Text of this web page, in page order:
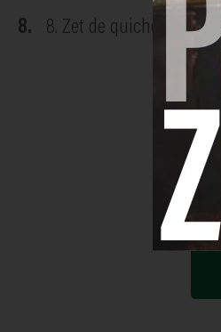
8. Zet de quiche 25 tot